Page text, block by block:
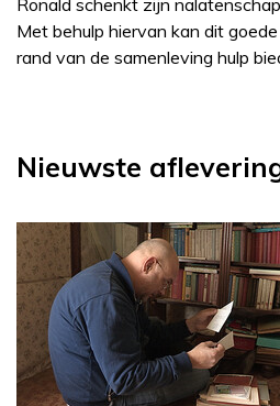
Ronald schenkt zijn
Met behulp hiervan kan dit
rand van de samenleving hulp
Nieuwste